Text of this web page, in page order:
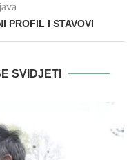
PROFIL I STAVOVI
SVIDJETI